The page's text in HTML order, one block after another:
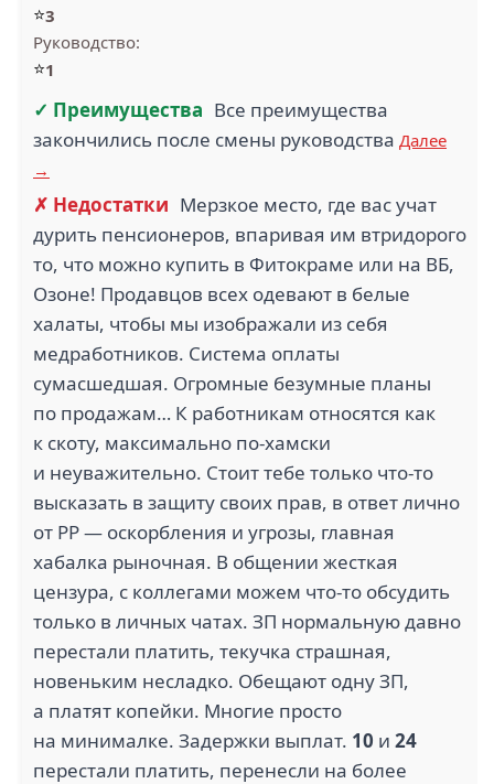
⭐3
Руководство:
⭐1
✓ Преимущества Все преимущества
закончились после смены руководства Далее
→
✗ Недостатки Мерзкое место, где вас учат
дурить пенсионеров, впаривая им втридорого
то, что можно купить в Фитокраме или на ВБ,
Озоне! Продавцов всех одевают в белые
халаты, чтобы мы изображали из себя
медработников. Система оплаты
сумасшедшая. Огромные безумные планы
по продажам… К работникам относятся как
к скоту, максимально по-хамски
и неуважительно. Стоит тебе только что-то
высказать в защиту своих прав, в ответ лично
от РР — оскорбления и угрозы, главная
хабалка рыночная. В общении жесткая
цензура, с коллегами можем что-то обсудить
только в личных чатах. ЗП нормальную давно
перестали платить, текучка страшная,
новеньким несладко. Обещают одну ЗП,
а платят копейки. Многие просто
на минималке. Задержки выплат. 10 и 24
перестали платить, перенесли на более